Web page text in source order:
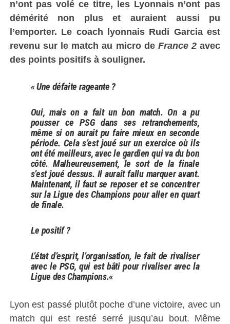
n’ont pas volé ce titre, les Lyonnais n’ont pas
démérité non plus et auraient aussi pu
l’emporter. Le coach lyonnais Rudi Garcia est
revenu sur le match au micro de France 2 avec
des points positifs à souligner.
« Une défaite rageante ?
Oui, mais on a fait un bon match. On a pu
pousser ce PSG dans ses retranchements,
même si on aurait pu faire mieux en seconde
période. Cela s’est joué sur un exercice où ils
ont été meilleurs, avec le gardien qui va du bon
côté. Malheureusement, le sort de la finale
s’est joué dessus. Il aurait fallu marquer avant.
Maintenant, il faut se reposer et se concentrer
sur la Ligue des Champions pour aller en quart
de finale.
Le positif ?
L’état d’esprit, l’organisation, le fait de rivaliser
avec le PSG, qui est bâti pour rivaliser avec la
Ligue des Champions.«
Lyon est passé plutôt poche d’une victoire, avec un
match qui est resté serré jusqu’au bout. Même